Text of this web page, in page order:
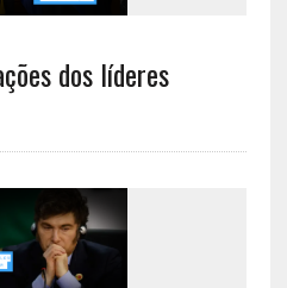
dos líderes